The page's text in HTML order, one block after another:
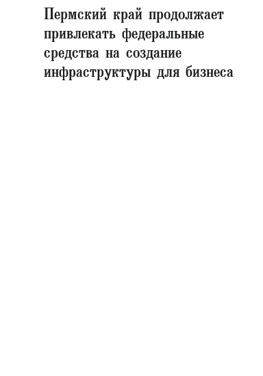
Пермский край продолжает
привлекать федеральные
средства на создание
инфраструктуры для бизнеса